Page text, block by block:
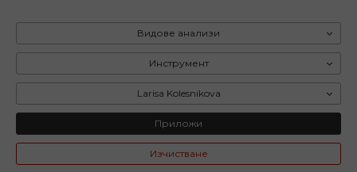
Видове анализи
Инструмент
Larisa Kolesnikova
Приложи
Изчистване